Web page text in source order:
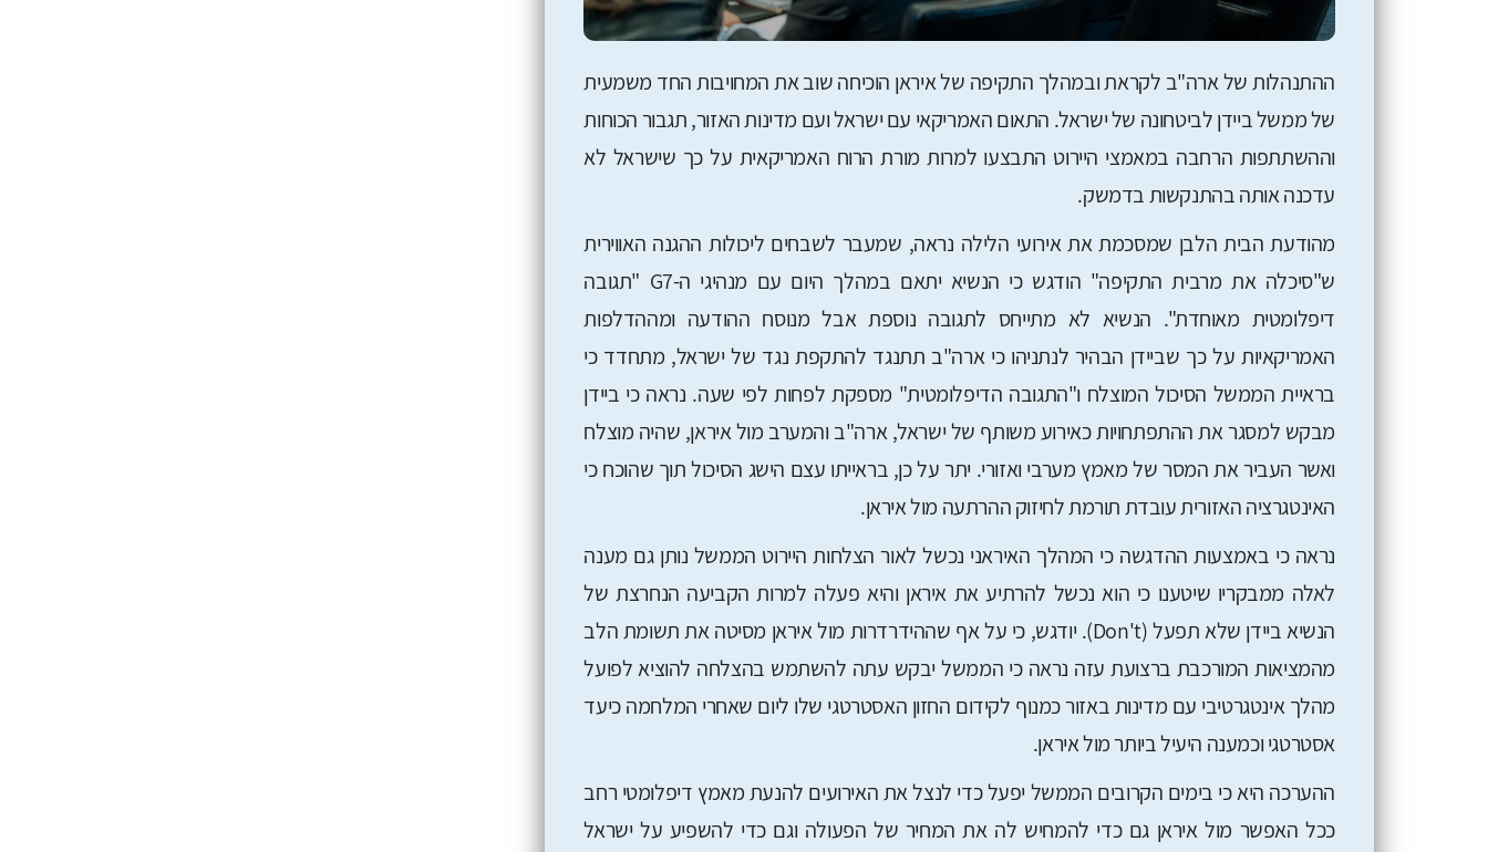
ההתנהלות של ארה"ב לקראת ובמהלך התקיפה של איראן הוכיחה שוב את המחויבות החד משמעית
של ממשל ביידן לביטחונה של ישראל. התאום האמריקאי עם ישראל ועם מדינות האזור, תגבור הכוחות
וההשתתפות הרחבה במאמצי היירוט התבצעו למרות מורת הרוח האמריקאית על כך שישראל לא
עדכנה אותה בהתנקשות בדמשק.
מהודעת הבית הלבן שמסכמת את אירועי הלילה נראה, שמעבר לשבחים ליכולות ההגנה האווירית
ש"סיכלה את מרבית התקיפה" הודגש כי הנשיא יתאם במהלך היום עם מנהיגי ה-G7 "תגובה
דיפלומטית מאוחדת". הנשיא לא מתייחס לתגובה נוספת אבל מנוסח ההודעה ומההדלפות
האמריקאיות על כך שביידן הבהיר לנתניהו כי ארה"ב תתנגד להתקפת נגד של ישראל, מתחדד כי
בראיית הממשל הסיכול המוצלח ו"התגובה הדיפלומטית" מספקת לפחות לפי שעה. נראה כי ביידן
מבקש למסגר את ההתפתחויות כאירוע משותף של ישראל, ארה"ב והמערב מול איראן, שהיה מוצלח
ואשר העביר את המסר של מאמץ מערבי ואזורי. יתר על כן, בראייתו עצם הישג הסיכול תוך שהוכח כי
האינטגרציה האזורית עובדת תורמת לחיזוק ההרתעה מול איראן.
נראה כי באמצעות ההדגשה כי המהלך האיראני נכשל לאור הצלחות היירוט הממשל נותן גם מענה
לאלה ממבקריו שיטענו כי הוא נכשל להרתיע את איראן והיא פעלה למרות הקביעה הנחרצת של
הנשיא ביידן שלא תפעל (Don't). יודגש, כי על אף שההידרדרות מול איראן מסיטה את תשומת הלב
מהמציאות המורכבת ברצועת עזה נראה כי הממשל יבקש עתה להשתמש בהצלחה להוציא לפועל
מהלך אינטגרטיבי עם מדינות באזור כמנוף לקידום החזון האסטרטגי שלו ליום שאחרי המלחמה כיעד
אסטרטגי וכמענה היעיל ביותר מול איראן.
ההערכה היא כי בימים הקרובים הממשל יפעל כדי לנצל את האירועים להנעת מאמץ דיפלומטי רחב
ככל האפשר מול איראן גם כדי להמחיש לה את המחיר של הפעולה וגם כדי להשפיע על ישראל